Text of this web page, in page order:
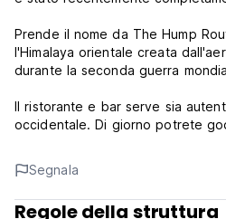
Prende il nome da The Hump
l'Himalaya orientale creata
durante la seconda guerra
Il ristorante e bar serve sia
occidentale. Di giorno potrete
all'intrattenimento del bar.
Il nostro menu di bevande
birre, dalla conveniente Qingdao
Segnala
Regole della struttura